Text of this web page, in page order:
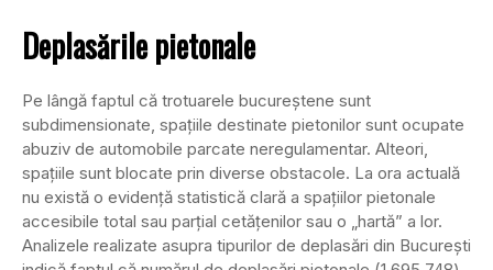
Deplasările pietonale
Pe lângă faptul că trotuarele bucureştene sunt
subdimensionate, spaţiile destinate pietonilor sunt ocupate
abuziv de automobile parcate neregulamentar. Alteori,
spaţiile sunt blocate prin diverse obstacole. La ora actuală
nu există o evidenţă statistică clară a spaţiilor pietonale
accesibile total sau parţial cetăţenilor sau o „hartă” a lor.
Analizele realizate asupra tipurilor de deplasări din Bucureşti